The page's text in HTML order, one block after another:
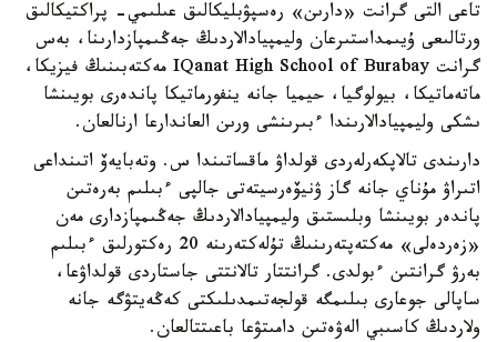
تاعى التى گرانت «دارىن» رەسپۋبليكالىق عىلىمي- پراكتيكالىق
ورتالىعى ۇيىمداستىرعان وليمپيادالاردىڭ جەڭىمپازدارىنا، بەس
گرانت IQanat High School of Burabay مەكتەبىنىڭ فيزيكا،
ماتەماتيكا، بيولوگيا، حيميا جانە ينفورماتيكا پاندەرى بويىنشا
ىشكى وليمپيادالارىندا ءبىرىنشى ورىن العاندارعا ارنالعان.
دارىندى تالاپكەرلەردى قولداۋ ماقساتىندا س. وتەبايەۆ اتىنداعى
اتىراۋ مۇناي جانە گاز ۋنيۆەرسيتەتى جالپى ءبىلىم بەرەتىن
پاندەر بويىنشا وبلىستىق وليمپيادالاردىڭ جەڭىمپازدارى مەن
«زەردەلى» مەكتەپتەرىنىڭ تۇلەكتەرىنە 20 رەكتورلىق ءبىلىم
بەرۋ گرانتىن ءبولدى. گرانتتار تالانتتى جاستاردى قولداۋعا،
ساپالى جوعارى بىلىمگە قولجەتىمدىلىكتى كەڭەيتۋگە جانە
ولاردىڭ كاسىبي الەۋەتىن دامىتۋعا باعىتتالعان.